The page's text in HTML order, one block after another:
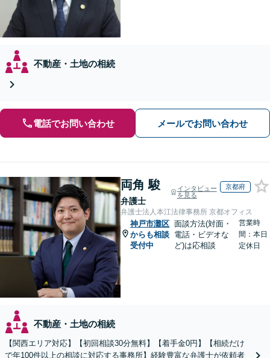
不動産・土地の相続
電話でお問い合わせ メールでお問い合わせ
両角 駿
弁護士
インタビュー
を見る
京都府
弁護士法人本江法律事務所 京都オフィス
神戸市灘区
からも相談
受付中
面談方法(対面・
電話・ビデオな
ど)は応相談
営業時
間：本日
定休日
不動産・土地の相続
【関西エリア対応】【初回相談30分無料】【着手金0円】【相続だけ
で年100件以上の相談に対応する事務所】経験豊富な弁護士が依頼者